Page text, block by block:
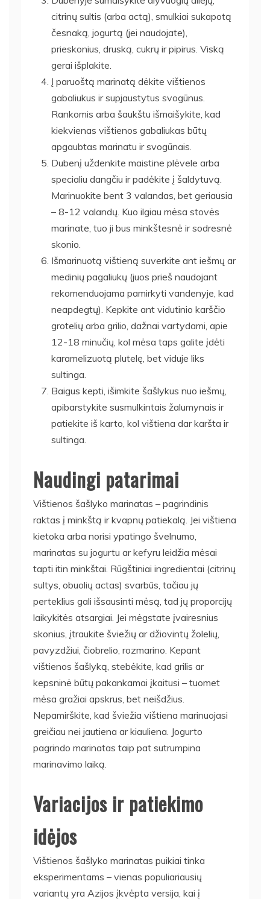
citrinų sultis (arba actą), smulkiai sukapotą
česnaką, jogurtą (jei naudojate),
prieskonius, druską, cukrų ir pipirus. Viską
gerai išplakite.
Į paruoštą marinatą dėkite vištienos
gabaliukus ir supjaustytus svogūnus.
Rankomis arba šaukštu išmaišykite, kad
kiekvienas vištienos gabaliukas būtų
apgaubtas marinatu ir svogūnais.
Dubenį uždenkite maistine plėvele arba
specialiu dangčiu ir padėkite į šaldytuvą.
Marinuokite bent 3 valandas, bet geriausia
– 8-12 valandų. Kuo ilgiau mėsa stovės
marinate, tuo ji bus minkštesnė ir sodresnė
skonio.
Išmarinuotą vištieną suverkite ant iešmų ar
medinių pagaliukų (juos prieš naudojant
rekomenduojama pamirkyti vandenyje, kad
neapdegtų). Kepkite ant vidutinio karščio
grotelių arba grilio, dažnai vartydami, apie
12-18 minučių, kol mėsa taps galite įdėti
karamelizuotą plutelę, bet viduje liks
sultinga.
Baigus kepti, išimkite šašlykus nuo iešmų,
apibarstykite susmulkintais žalumynais ir
patiekite iš karto, kol vištiena dar karšta ir
sultinga.
Naudingi patarimai
Vištienos šašlyko marinatas – pagrindinis
raktas į minkštą ir kvapnų patiekalą. Jei vištiena
kietoka arba norisi ypatingo švelnumo,
marinatas su jogurtu ar kefyru leidžia mėsai
tapti itin minkštai. Rūgštiniai ingredientai (citrinų
sultys, obuolių actas) svarbūs, tačiau jų
perteklius gali išsausinti mėsą, tad jų proporcijų
laikykitės atsargiai. Jei mėgstate įvairesnius
skonius, įtraukite šviežių ar džiovintų žolelių,
pavyzdžiui, čiobrelio, rozmarino. Kepant
vištienos šašlyką, stebėkite, kad grilis ar
kepsninė būtų pakankamai įkaitusi – tuomet
mėsa gražiai apskrus, bet neišdžius.
Nepamirškite, kad šviežia vištiena marinuojasi
greičiau nei jautiena ar kiauliena. Jogurto
pagrindo marinatas taip pat sutrumpina
marinavimo laiką.
Variacijos ir patiekimo
idėjos
Vištienos šašlyko marinatas puikiai tinka
eksperimentams – vienas populiariausių
variantų yra Azijos įkvėpta versija, kai į